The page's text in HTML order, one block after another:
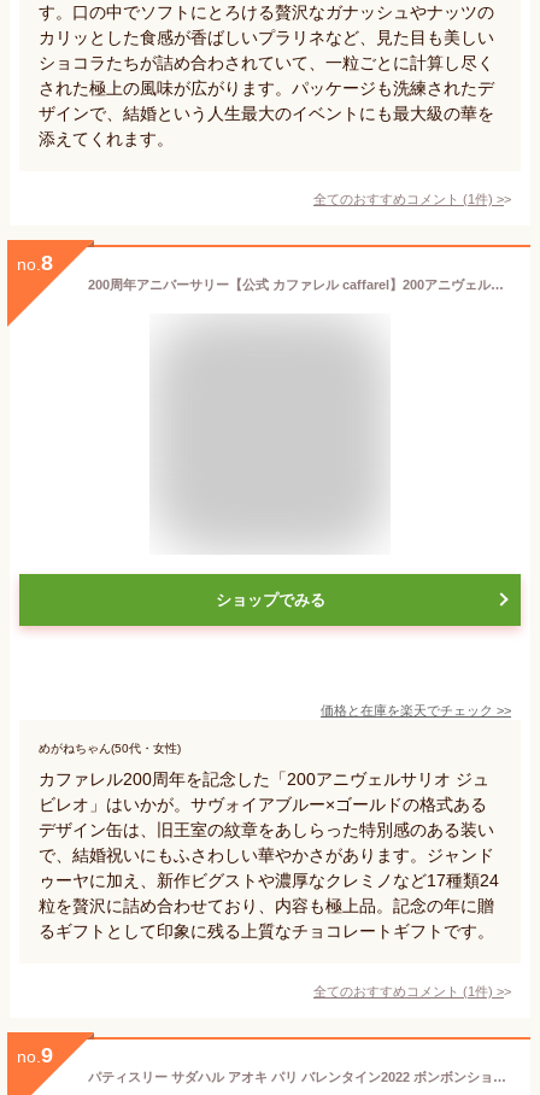
す。口の中でソフトにとろける贅沢なガナッシュやナッツの
カリッとした食感が香ばしいプラリネなど、見た目も美しい
ショコラたちが詰め合わされていて、一粒ごとに計算し尽く
された極上の風味が広がります。パッケージも洗練されたデ
ザインで、結婚という人生最大のイベントにも最大級の華を
添えてくれます。
全てのおすすめコメント (1件) >
no. 8
200周年アニバーサリー【公式 カファレル caffarel】200アニヴェルサリオ ジュビレオ【 ホワイトデー お菓子 プチギフト 可愛い かわいい チョコレート 個包装 ギフト 青 缶 プレゼント おしゃれ ジャンドゥーヤ イタリア ご褒美スイーツ 】
ショップでみる
価格と在庫を楽天でチェック >>
めがねちゃん(50代・女性)
カファレル200周年を記念した「200アニヴェルサリオ ジュ
ビレオ」はいかが。サヴォイアブルー×ゴールドの格式ある
デザイン缶は、旧王室の紋章をあしらった特別感のある装い
で、結婚祝いにもふさわしい華やかさがあります。ジャンド
ゥーヤに加え、新作ビグストや濃厚なクレミノなど17種類24
粒を贅沢に詰め合わせており、内容も極上品。記念の年に贈
るギフトとして印象に残る上質なチョコレートギフトです。
全てのおすすめコメント (1件) >
no. 9
パティスリー サダハル アオキ パリ バレンタイン2022 ボンボンショコラ 3p